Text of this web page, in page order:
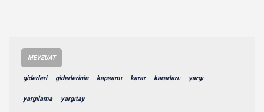
MEVZUAT
giderleri giderlerinin kapsamı karar kararları: yargı
yargılama yargıtay